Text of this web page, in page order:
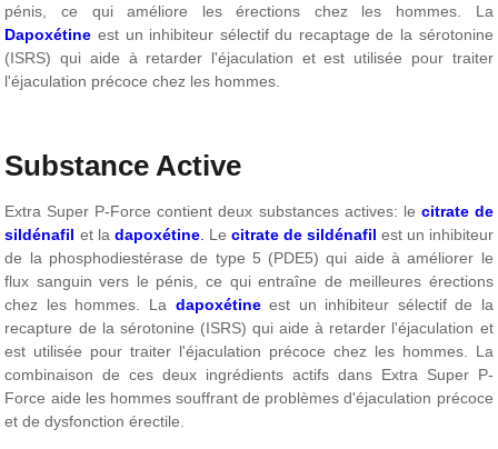
pénis, ce qui améliore les érections chez les hommes. La
Dapoxétine est un inhibiteur sélectif du recaptage de la sérotonine
(ISRS) qui aide à retarder l'éjaculation et est utilisée pour traiter
l'éjaculation précoce chez les hommes.
Substance Active
Extra Super P-Force contient deux substances actives: le citrate de
sildénafil et la dapoxétine. Le citrate de sildénafil est un inhibiteur
de la phosphodiestérase de type 5 (PDE5) qui aide à améliorer le
flux sanguin vers le pénis, ce qui entraîne de meilleures érections
chez les hommes. La dapoxétineest un inhibiteur sélectif de la
recapture de la sérotonine (ISRS) qui aide à retarder l'éjaculation et
est utilisée pour traiter l'éjaculation précoce chez les hommes. La
combinaison de ces deux ingrédients actifs dans Extra Super P-
Force aide les hommes souffrant de problèmes d'éjaculation précoce
et de dysfonction érectile.